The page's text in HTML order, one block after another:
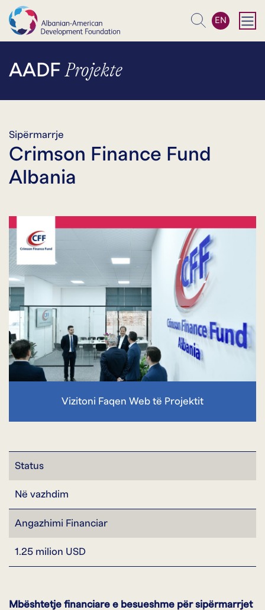
Kërko
EN
AADF Projekte
Sipërmarrje
Crimson Finance Fund
Albania
Vizitoni Faqen Web të Projektit
Status
Në vazhdim
Angazhimi Financiar
1.25 milion USD
Mbështetje financiare e besueshme për sipërmarrjet